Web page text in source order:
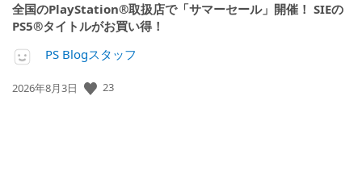
全国のPlayStation®取扱店で「サマーセール」開催！ SIEの
PS5®タイトルがお買い得！
PS Blogスタッフ
公
2026年8月3日 23